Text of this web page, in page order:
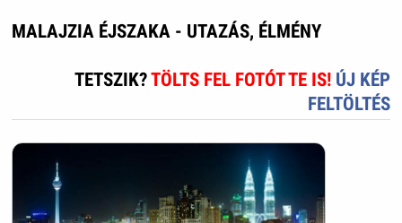
MALAJZIA ÉJSZAKA - UTAZÁS, ÉLMÉNY
TETSZIK?TÖLTS FEL FOTÓT TE IS! ÚJ KÉP
FELTÖLTÉS